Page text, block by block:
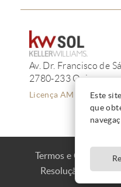
Av. Dr. Francisco de
2780-233 Oeiras
Licença AMI 12223
Termos e Condições
Resolução de
Este
que